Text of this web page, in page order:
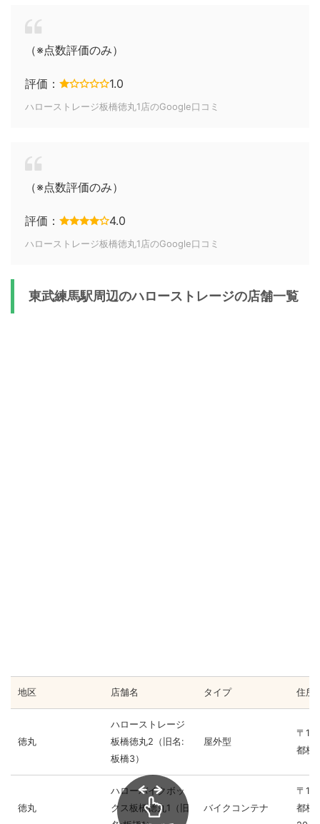
（※点数評価のみ）
評価： 1.0
ハローストレージ板橋徳丸1店のGoogle口コミ
（※点数評価のみ）
評価： 4.0
ハローストレージ板橋徳丸1店のGoogle口コミ
東武練馬駅周辺のハローストレージの店舗一覧
地区 店舗名 タイプ 住所
徳丸
ハローストレージ
板橋徳丸2（旧名:
板橋3）
屋外型
〒
都板
徳丸
ハローバイクボッ
クス板橋徳丸1（旧
バイクコンテナ
〒
都板